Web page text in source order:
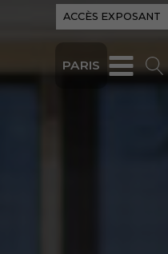
ACCÈS EXPOSANT
PARIS